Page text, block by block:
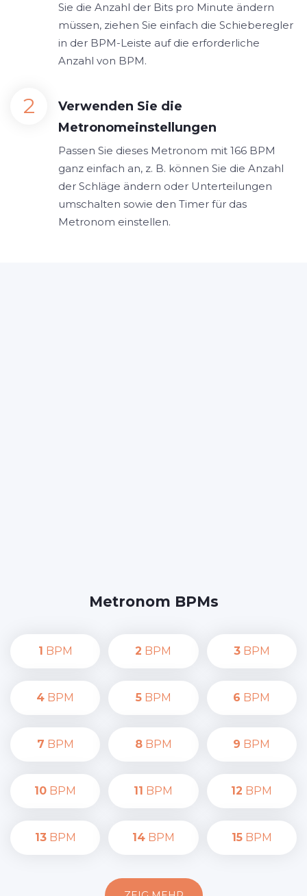
Sie die Anzahl der Bits pro Minute ändern
müssen, ziehen Sie einfach die Schieberegler
in der BPM-Leiste auf die erforderliche
Anzahl von BPM.
Verwenden Sie die
Metronomeinstellungen
Passen Sie dieses Metronom mit 166 BPM
ganz einfach an, z. B. können Sie die Anzahl
der Schläge ändern oder Unterteilungen
umschalten sowie den Timer für das
Metronom einstellen.
Metronom BPMs
1 BPM 2 BPM 3BPM
4 BPM 5BPM 6 BPM
7 BPM 8BPM 9 BPM
10 BPM 11 BPM 12 BPM
13BPM 14BPM 15BPM